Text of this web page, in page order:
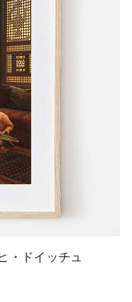
・ドイッチュ